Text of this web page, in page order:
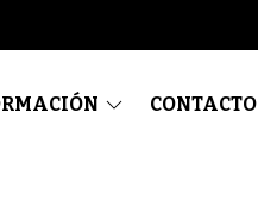
CONTACTO